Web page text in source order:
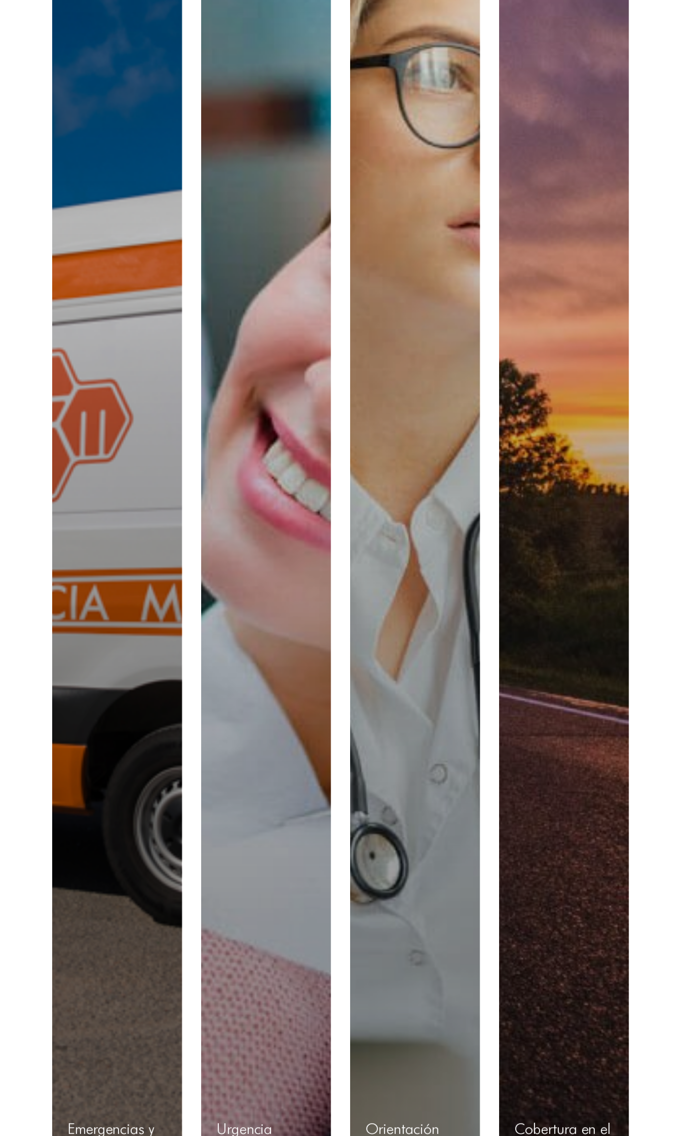
Emergencias y Urgencia Orientación Cobertura en el